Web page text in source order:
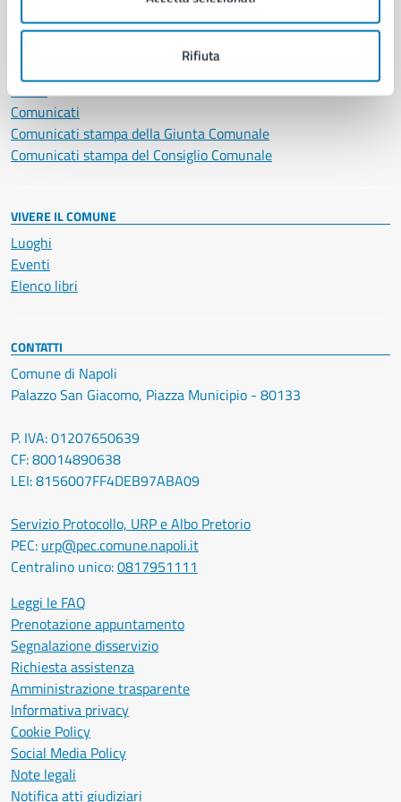
Rifiuta
Avvisi
Comunicati
Comunicati stampa della Giunta Comunale
Comunicati stampa del Consiglio Comunale
VIVERE IL COMUNE
Luoghi
Eventi
Elenco libri
CONTATTI
Comune di Napoli
Palazzo San Giacomo, Piazza Municipio - 80133
P. IVA: 01207650639
CF: 80014890638
LEI: 8156007FF4DEB97ABA09
Servizio Protocollo, URP e Albo Pretorio
PEC: urp@pec.comune.napoli.it
Centralino unico:0817951111
Leggi le FAQ
Prenotazione appuntamento
Segnalazione disservizio
Richiesta assistenza
Amministrazione trasparente
Informativa privacy
Cookie Policy
Social Media Policy
Note legali
Notifica atti giudiziari